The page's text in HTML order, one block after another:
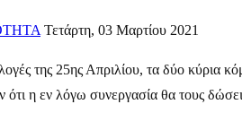
Τετάρτη, 03 Μαρτίου 2021
της 25ης Απριλίου, τα δύο
ότι η εν λόγω συνεργασία θα τους